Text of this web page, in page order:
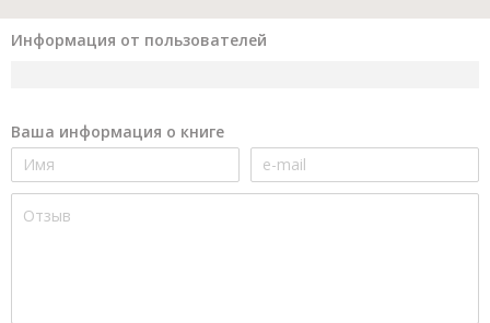
Информация от пользователей
Ваша информация о книге